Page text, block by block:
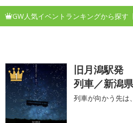
GW人気イベントランキングから探す
1
旧月潟駅
列車／新潟
列車が向かう先は